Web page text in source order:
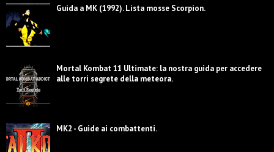
Guida a MK (1992). Lista mosse Scorpion.
Mortal Kombat 11 Ultimate: la nostra guida per accedere
alle torri segrete della meteora.
MK2 - Guide ai combattenti.